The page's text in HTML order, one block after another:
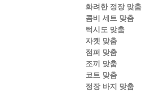
화려한 정장 맞춤
콤비 세트 맞춤
턱시도 맞춤
자켓 맞춤
점퍼 맞춤
조끼 맞춤
코트 맞춤
정장 바지 맞춤